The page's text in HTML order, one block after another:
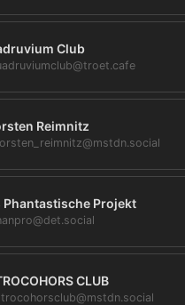
Club
Reimnitz
Phantastische Projekt
CLUB